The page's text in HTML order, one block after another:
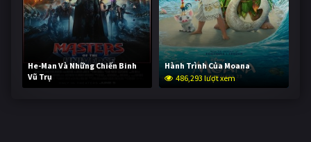
He-Man Và Những Chiến Binh
Vũ Trụ
234,412 lượt xem
Hành Trình Của Moana
486,293 lượt xem